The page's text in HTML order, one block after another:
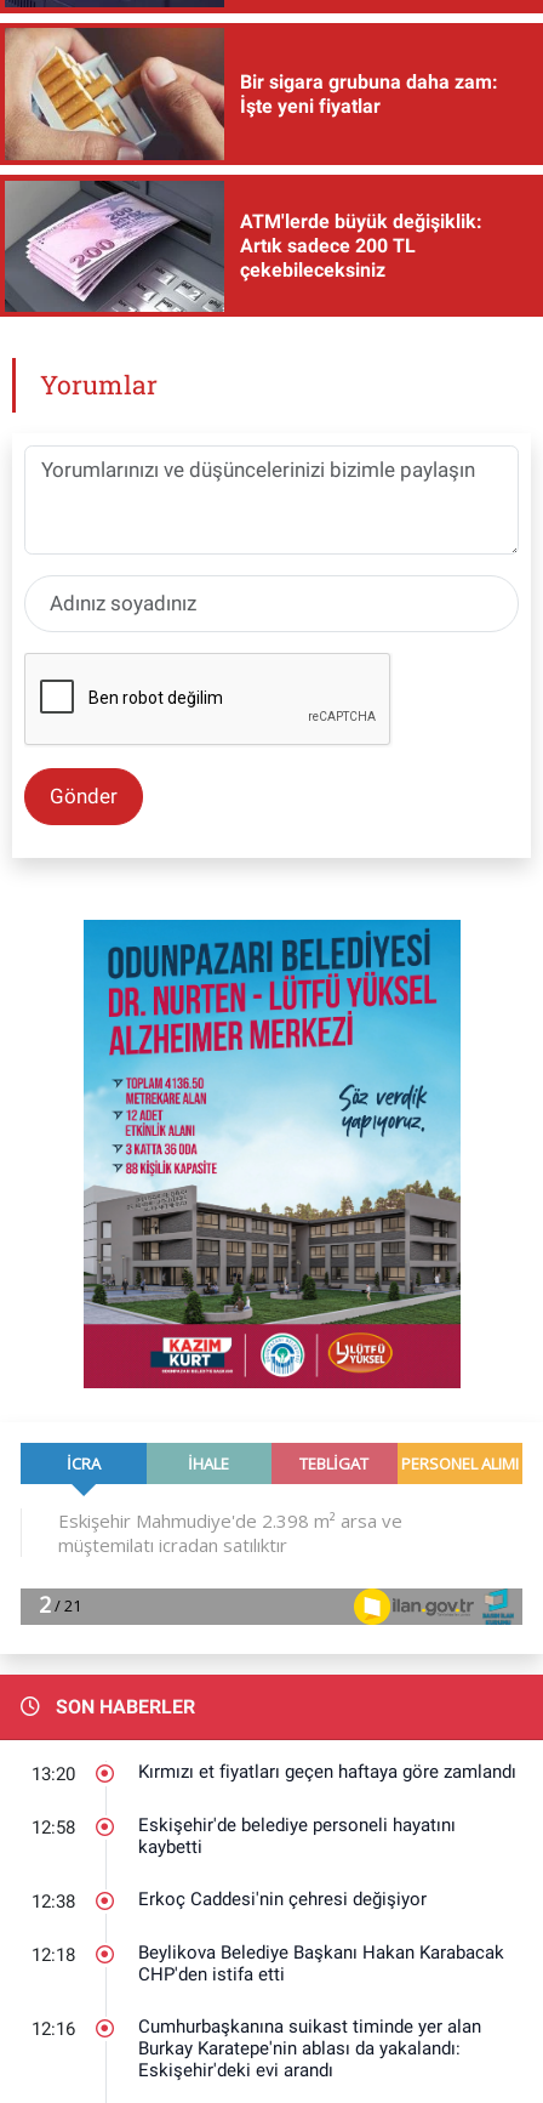
Bir sigara grubuna daha zam:
İşte yeni fiyatlar
ATM'lerde büyük değişiklik:
Artık sadece 200 TL
çekebileceksiniz
Yorumlar
Gönder
SON HABERLER
13:20 Kırmızı et fiyatları geçen haftaya göre zamlandı
12:58
Eskişehir'de belediye personeli hayatını
kaybetti
12:38 Erkoç Caddesi'nin çehresi değişiyor
12:18
Beylikova Belediye Başkanı Hakan Karabacak
CHP'den istifa etti
12:16
Cumhurbaşkanına suikast timinde yer alan
Burkay Karatepe'nin ablası da yakalandı:
Eskişehir'deki evi arandı